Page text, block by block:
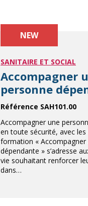
NEW
SANITAIRE ET SOCIAL
Accompagner
personne
Référence SAH101.00
Accompagner une
en toute sécurité, avec
formation « Accompagner
dépendante » s’adresse
vie souhaitant renforcer
dans…